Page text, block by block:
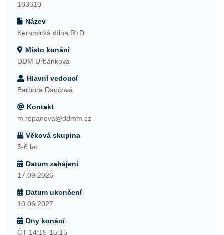
163610
Název
Keramická dílna R+D
Místo konání
DDM Urbánkova
Hlavní vedoucí
Barbora Dančová
Kontakt
m.repanova@ddmm.cz
Věková skupina
3-6 let
Datum zahájení
17.09.2026
Datum ukončení
10.06.2027
Dny konání
ČT 14:15-15:15